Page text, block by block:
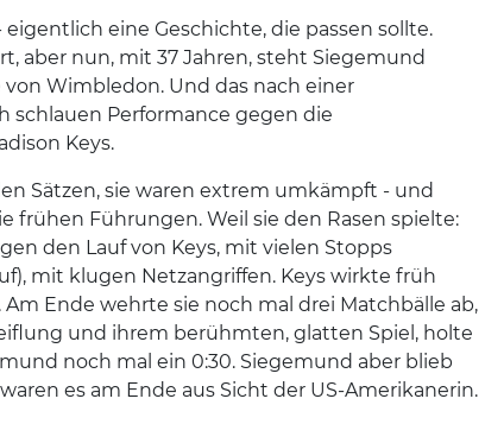
eine Geschichte, die passen sollte.
aber nun, mit 37 Jahren, steht Siegemund
Wimbledon. Und das nach einer
schlauen Performance gegen die
Keys.
Sätzen, sie waren extrem umkämpft - und
frühen Führungen. Weil sie den Rasen spielte:
den Lauf von Keys, mit vielen Stopps
mit klugen Netzangriffen. Keys wirkte früh
Ende wehrte sie noch mal drei Matchbälle ab,
und ihrem berühmten, glatten Spiel, holte
noch mal ein 0:30. Siegemund aber blieb
es am Ende aus Sicht der US-Amerikanerin.